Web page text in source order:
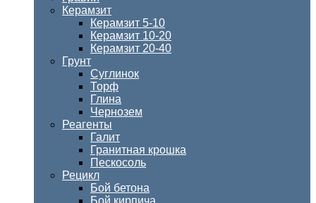
Керамзит
Керамзит 5-10
Керамзит 10-20
Керамзит 20-40
Грунт
Суглинок
Торф
Глина
Чернозем
Реагенты
Галит
Гранитная крошка
Пескосоль
Рецикл
Бой бетона
Бой кирпича